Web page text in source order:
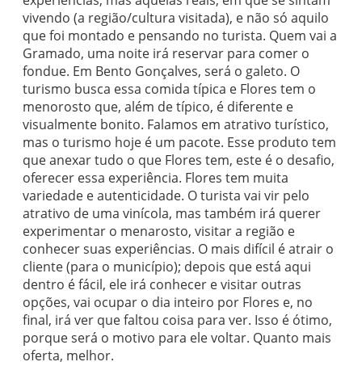
vivendo (a região/cultura visitada), e não só aquilo
que foi montado e pensando no turista. Quem vai a
Gramado, uma noite irá reservar para comer o
fondue. Em Bento Gonçalves, será o galeto. O
turismo busca essa comida típica e Flores tem o
menorosto que, além de típico, é diferente e
visualmente bonito. Falamos em atrativo turístico,
mas o turismo hoje é um pacote. Esse produto tem
que anexar tudo o que Flores tem, este é o desafio,
oferecer essa experiência. Flores tem muita
variedade e autenticidade. O turista vai vir pelo
atrativo de uma vinícola, mas também irá querer
experimentar o menarosto, visitar a região e
conhecer suas experiências. O mais difícil é atrair o
cliente (para o município); depois que está aqui
dentro é fácil, ele irá conhecer e visitar outras
opções, vai ocupar o dia inteiro por Flores e, no
final, irá ver que faltou coisa para ver. Isso é ótimo,
porque será o motivo para ele voltar. Quanto mais
oferta, melhor.